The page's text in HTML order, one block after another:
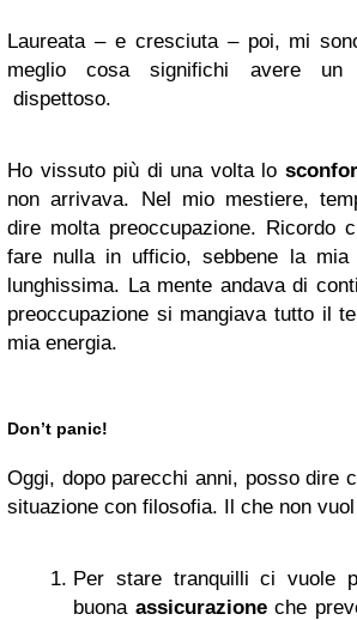
Laureata – e cresciuta – poi, mi
meglio cosa significhi avere un
dispettoso.
Ho vissuto più di una volta lo
non arrivava. Nel mio mestiere,
dire molta preoccupazione. Ricordo
fare nulla in ufficio, sebbene la mia
lunghissima. La mente andava di
preoccupazione si mangiava tutto il
mia energia.
Don’t panic!
Oggi, dopo parecchi anni, posso dire
situazione con filosofia. Il che non
Per stare tranquilli ci vuole
buona assicurazioneche